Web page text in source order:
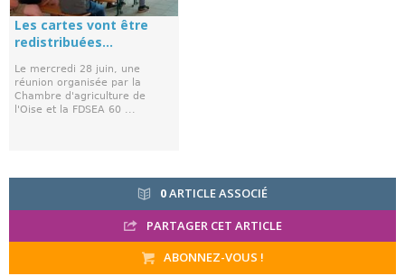
Les cartes vont être
redistribuées...
Le mercredi 28 juin, une
réunion organisée par la
Chambre d'agriculture de
l'Oise et la FDSEA 60 ...
0ARTICLE ASSOCIÉ
PARTAGER CET ARTICLE
ABONNEZ-VOUS !